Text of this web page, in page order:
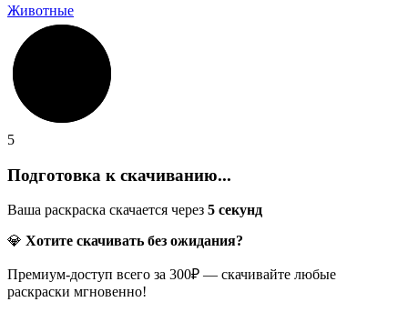
Животные
5
Подготовка к скачиванию...
Ваша раскраска скачается через 5 секунд
💎 Хотите скачивать без ожидания?
Премиум-доступ всего за 300₽ — скачивайте любые
раскраски мгновенно!